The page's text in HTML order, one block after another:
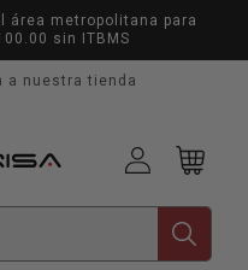
área metropolitana para
sin ITBMS
a nuestra tienda
cuenta
Carrito